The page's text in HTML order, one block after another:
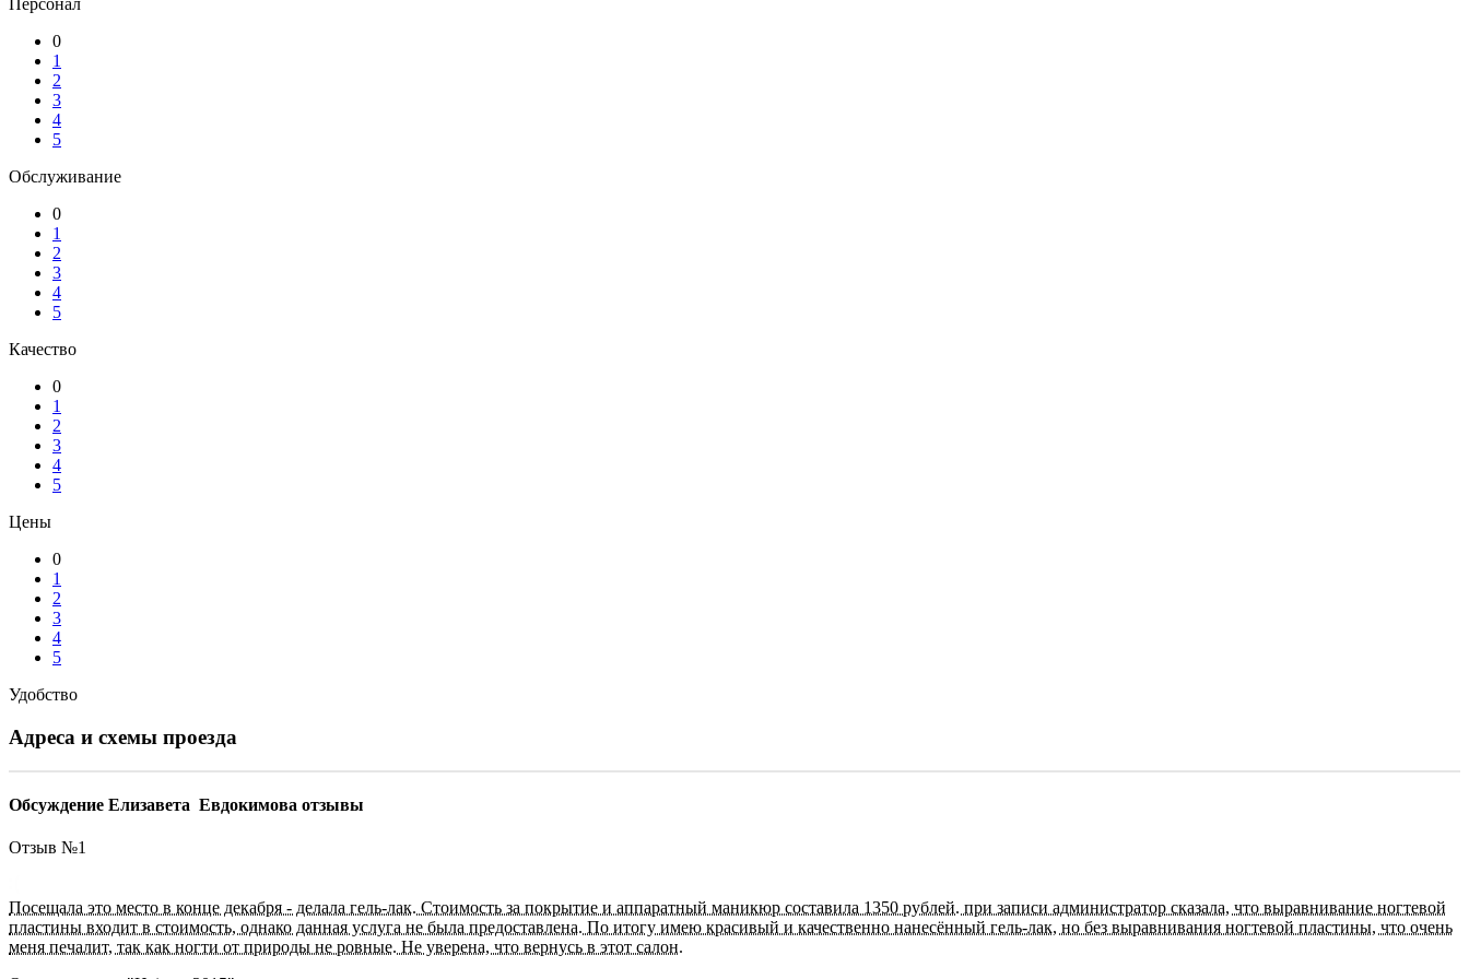
Персонал
0
1
2
3
4
5
Обслуживание
0
1
2
3
4
5
Качество
0
1
2
3
4
5
Цены
0
1
2
3
4
5
Удобство
Адреса и схемы проезда
Обсуждение Елизавета Евдокимова отзывы
Отзыв №1
Посещала это место в конце декабря - делала гель-лак. Стоимость за покрытие и аппаратный маникюр составила 1350 рублей. при записи администратор сказала, что выравнивание ногтевой
пластины входит в стоимость, однако данная услуга не была предоставлена. По итогу имею красивый и качественно нанесённый гель-лак, но без выравнивания ногтевой пластины, что очень
меня печалит, так как ногти от природы не ровные. Не уверена, что вернусь в этот салон.